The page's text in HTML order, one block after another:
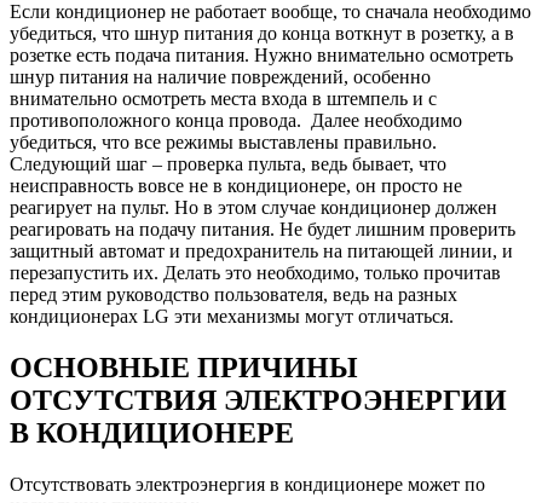
Если кондиционер не работает вообще, то сначала необходимо
убедиться, что шнур питания до конца воткнут в розетку, а в
розетке есть подача питания. Нужно внимательно осмотреть
шнур питания на наличие повреждений, особенно
внимательно осмотреть места входа в штемпель и с
противоположного конца провода. Далее необходимо
убедиться, что все режимы выставлены правильно.
Следующий шаг – проверка пульта, ведь бывает, что
неисправность вовсе не в кондиционере, он просто не
реагирует на пульт. Но в этом случае кондиционер должен
реагировать на подачу питания. Не будет лишним проверить
защитный автомат и предохранитель на питающей линии, и
перезапустить их. Делать это необходимо, только прочитав
перед этим руководство пользователя, ведь на разных
кондиционерах LG эти механизмы могут отличаться.
ОСНОВНЫЕ ПРИЧИНЫ
ОТСУТСТВИЯ ЭЛЕКТРОЭНЕРГИИ
В КОНДИЦИОНЕРЕ
Отсутствовать электроэнергия в кондиционере может по